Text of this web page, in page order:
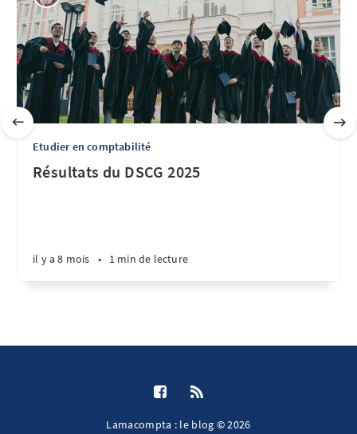
Etudier en comptabilité
Résultats du DSCG 2025
il y a 8 mois • 1 min de lecture
Lamacompta : le blog © 2026